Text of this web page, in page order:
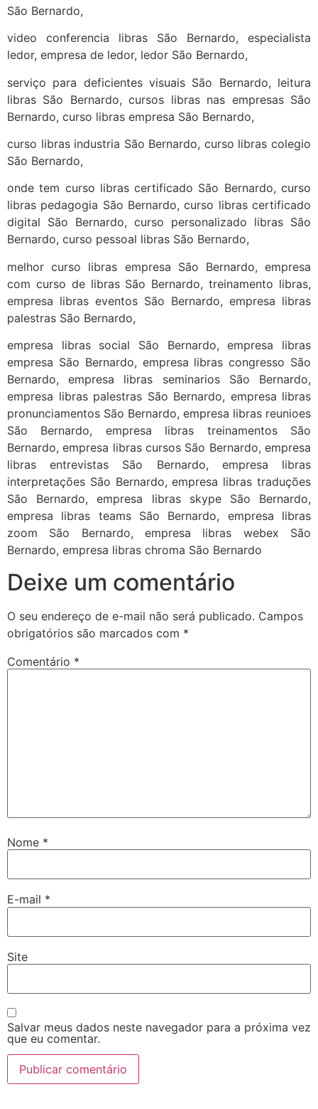
São Bernardo,
video conferencia libras São Bernardo, especialista
ledor, empresa de ledor, ledor São Bernardo,
serviço para deficientes visuais São Bernardo, leitura
libras São Bernardo, cursos libras nas empresas São
Bernardo, curso libras empresa São Bernardo,
curso libras industria São Bernardo, curso libras colegio
São Bernardo,
onde tem curso libras certificado São Bernardo, curso
libras pedagogia São Bernardo, curso libras certificado
digital São Bernardo, curso personalizado libras São
Bernardo, curso pessoal libras São Bernardo,
melhor curso libras empresa São Bernardo, empresa
com curso de libras São Bernardo, treinamento libras,
empresa libras eventos São Bernardo, empresa libras
palestras São Bernardo,
empresa libras social São Bernardo, empresa libras
empresa São Bernardo, empresa libras congresso São
Bernardo, empresa libras seminarios São Bernardo,
empresa libras palestras São Bernardo, empresa libras
pronunciamentos São Bernardo, empresa libras reunioes
São Bernardo, empresa libras treinamentos São
Bernardo, empresa libras cursos São Bernardo, empresa
libras entrevistas São Bernardo, empresa libras
interpretações São Bernardo, empresa libras traduções
São Bernardo, empresa libras skype São Bernardo,
empresa libras teams São Bernardo, empresa libras
zoom São Bernardo, empresa libras webex São
Bernardo, empresa libras chroma São Bernardo
Deixe um comentário
O seu endereço de e-mail não será publicado. Campos
obrigatórios são marcados com *
Comentário *
Nome *
E-mail *
Site
Salvar meus dados neste navegador para a próxima vez
que eu comentar.